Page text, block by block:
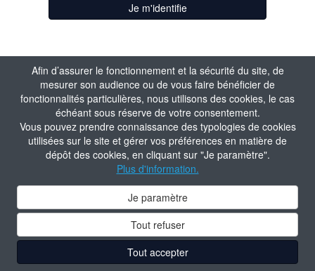
Afin d’assurer le fonctionnement et la sécurité du site, de
mesurer son audience ou de vous faire bénéficier de
fonctionnalités particulières, nous utilisons des cookies, le cas
échéant sous réserve de votre consentement.
Vous pouvez prendre connaissance des typologies de cookies
utilisées sur le site et gérer vos préférences en matière de
dépôt des cookies, en cliquant sur "Je paramètre".
Plus d'information.
Je paramètre
Tout refuser
Tout accepter
Je m'identifie